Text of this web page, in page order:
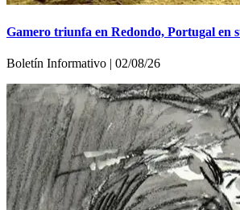
Gamero triunfa en Redondo, Portugal en
Boletín Informativo | 02/08/26